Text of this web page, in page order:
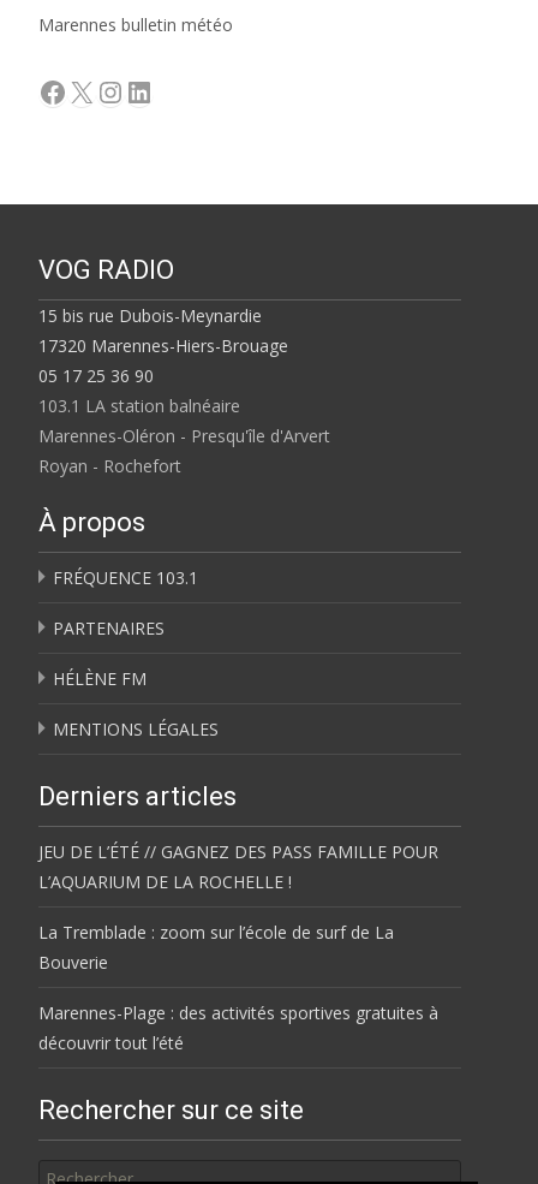
Marennes bulletin météo
Facebook
X Instagram
LinkedIn
VOG RADIO
15 bis rue Dubois-Meynardie
17320 Marennes-Hiers-Brouage
05 17 25 36 90
103.1 LA station balnéaire
Marennes-Oléron - Presqu'île d'Arvert
Royan - Rochefort
À propos
FRÉQUENCE 103.1
PARTENAIRES
HÉLÈNE FM
MENTIONS LÉGALES
Derniers articles
JEU DE L’ÉTÉ // GAGNEZ DES PASS FAMILLE POUR
L’AQUARIUM DE LA ROCHELLE !
La Tremblade : zoom sur l’école de surf de La
Bouverie
Marennes-Plage : des activités sportives gratuites à
découvrir tout l’été
Rechercher sur ce site